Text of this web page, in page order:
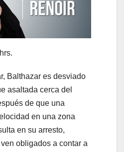
Balthazar es desviado
asaltada cerca del
de que una
en una zona
en su arresto,
obligados a contar a